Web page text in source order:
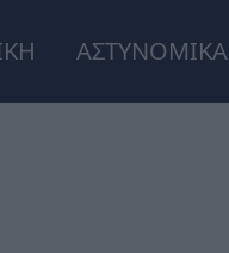
ΑΣΤΥΝΟΜΙΚΑ